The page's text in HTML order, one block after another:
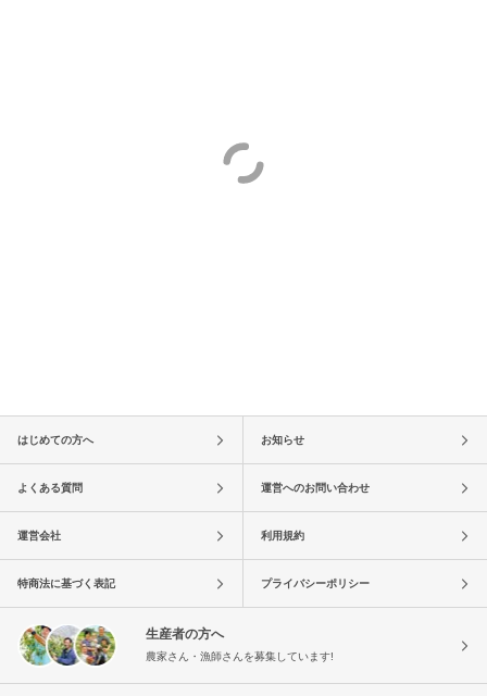
はじめての方へ お知らせ
よくある質問 運営へのお問い合わせ
運営会社 利用規約
特商法に基づく表記 プライバシーポリシー
生産者の方へ
農家さん・漁師さんを募集しています!